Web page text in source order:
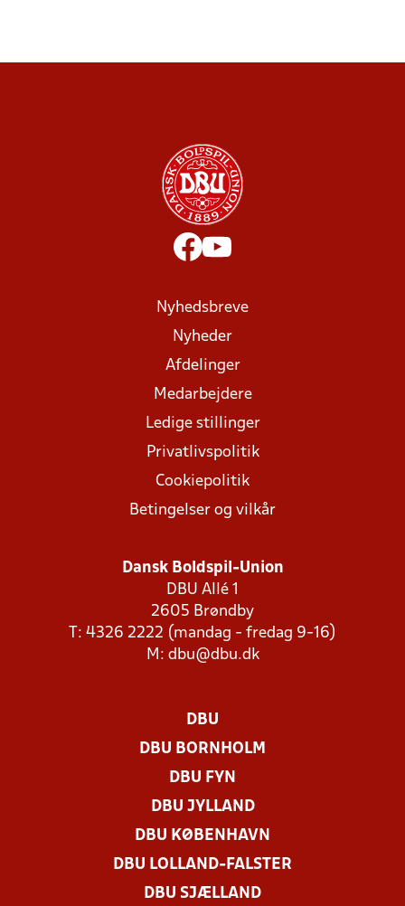
Nyhedsbreve
Nyheder
Afdelinger
Medarbejdere
Ledige stillinger
Privatlivspolitik
Cookiepolitik
Betingelser og vilkår
Dansk Boldspil-Union
DBU Allé 1
2605 Brøndby
T: 4326 2222 (mandag - fredag 9-16)
M: dbu@dbu.dk
DBU
DBU BORNHOLM
DBU FYN
DBU JYLLAND
DBU KØBENHAVN
DBU LOLLAND-FALSTER
DBU SJÆLLAND